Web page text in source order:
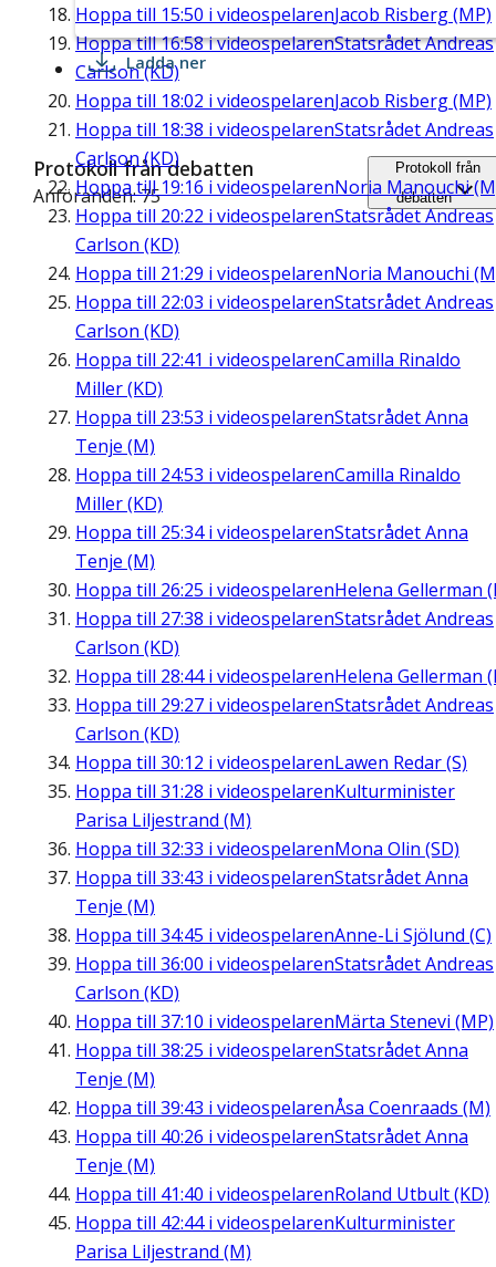
Hoppa till 15:50 i videospelarenJacob Risberg (MP)
Hoppa till16:58i videospelarenStatsrådet Andreas
Carlson (KD)
Hoppa till 18:02 i videospelarenJacob Risberg (MP)
Hoppa till 18:38 i videospelarenStatsrådet Andreas
Carlson (KD)
Hoppa till19:16 i videospelarenNoria Manouchi
Hoppa till 20:22 i videospelarenStatsrådet Andreas
Carlson (KD)
Hoppa till 21:29 i videospelarenNoria Manouchi
Hoppa till 22:03 i videospelarenStatsrådet Andreas
Carlson (KD)
Hoppa till 22:41 i videospelarenCamilla Rinaldo
Miller (KD)
Hoppa till 23:53 i videospelarenStatsrådet Anna
Tenje (M)
Hoppa till 24:53 i videospelarenCamilla Rinaldo
Miller (KD)
Hoppa till 25:34i videospelarenStatsrådet Anna
Tenje (M)
Hoppa till 26:25 i videospelarenHelena Gellerman
Hoppa till 27:38 i videospelarenStatsrådet Andreas
Carlson (KD)
Hoppa till 28:44i videospelarenHelena Gellerman
Hoppa till 29:27 i videospelarenStatsrådet Andreas
Carlson (KD)
Hoppa till 30:12 i videospelarenLawen Redar (S)
Hoppa till 31:28 i videospelarenKulturminister
Parisa Liljestrand (M)
Hoppa till 32:33 i videospelarenMona Olin (SD)
Hoppa till 33:43 i videospelarenStatsrådet Anna
Tenje (M)
Hoppa till 34:45 i videospelarenAnne-Li Sjölund (C)
Hoppa till 36:00 i videospelarenStatsrådet Andreas
Carlson (KD)
Hoppa till 37:10 i videospelarenMärta Stenevi (MP)
Hoppa till 38:25 i videospelarenStatsrådet Anna
Tenje (M)
Hoppa till 39:43 i videospelarenÅsa Coenraads (M)
Hoppa till 40:26 i videospelarenStatsrådet Anna
Tenje (M)
Hoppa till 41:40 i videospelarenRoland Utbult (KD)
Hoppa till 42:44i videospelarenKulturminister
Parisa Liljestrand (M)
Ladda ner
Protokoll från debatten
Anföranden: 75
Protokoll från
debatten